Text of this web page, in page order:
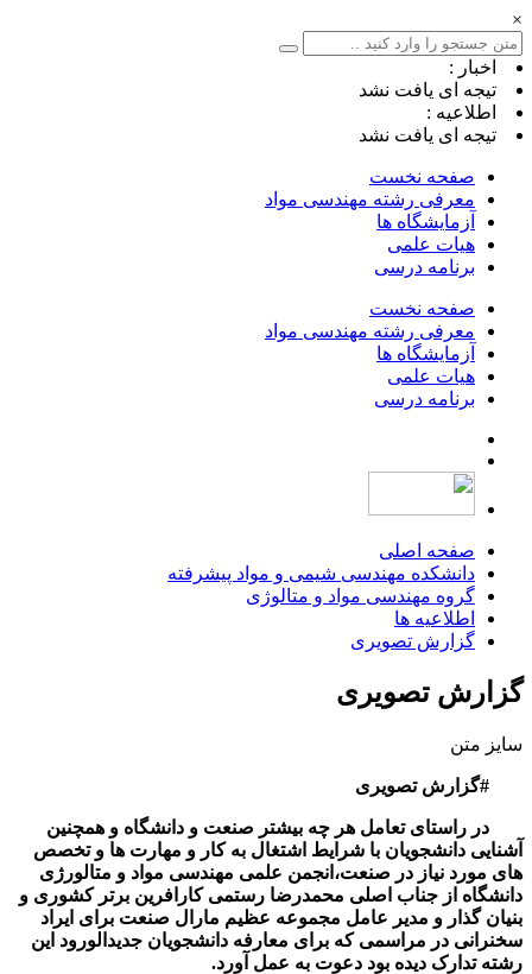
×
اخبار :
تیجه ای یافت نشد
اطلاعیه :
تیجه ای یافت نشد
صفحه نخست
معرفی رشته مهندسی مواد
آزمایشگاه ها
هیات علمی
برنامه درسی
صفحه نخست
معرفی رشته مهندسی مواد
آزمایشگاه ها
هیات علمی
برنامه درسی
صفحه اصلی
دانشکده مهندسی شیمی و مواد پیشرفته
گروه مهندسی مواد و متالوژی
اطلاعیه ها
گزارش تصویری
گزارش تصویری
سایز متن
#گزارش تصویری
در راستای تعامل هر چه بیشتر صنعت و دانشگاه و همچنین
آشنایی دانشجویان با شرایط اشتغال به کار و مهارت ها و تخصص
های مورد نیاز در صنعت،انجمن علمی مهندسی مواد و متالورژی
دانشگاه از جناب اصلی محمدرضا رستمی کارافرین برتر کشوری و
بنیان گذار و مدیر عامل مجموعه عظیم مارال صنعت برای ایراد
سخنرانی در مراسمی که برای معارفه دانشجویان جدیدالورود این
رشته تدارک دیده بود دعوت به عمل آورد.